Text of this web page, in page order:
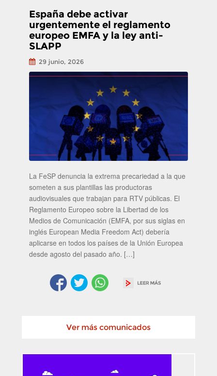
España debe activar
urgentemente el reglamento
europeo EMFA y la ley anti-
SLAPP
29 junio, 2026
La FeSP denuncia la extrema precariedad a la que
someten a sus plantillas las productoras
audiovisuales que trabajan para RTV públicas. El
Reglamento Europeo sobre la Libertad de los
Medios de Comunicación (EMFA, por sus siglas en
inglés European Media Freedom Act) debería
aplicarse en todos los países de la Unión Europea
desde agosto del pasado año. […]
Ver más comunicados